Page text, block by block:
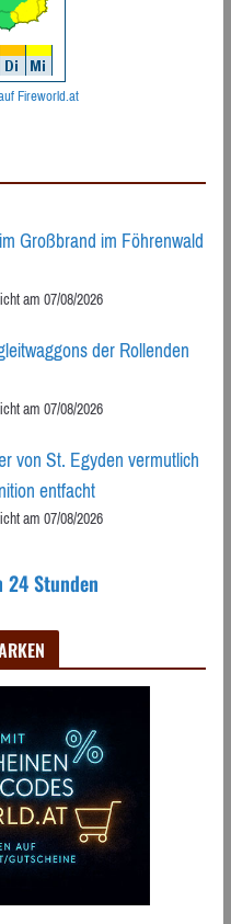
Fireworld.at
Großbrand im Föhrenwald
am 07/08/2026
der Rollenden
am 07/08/2026
von St. Egyden vermutlich
entfacht
am 07/08/2026
24 Stunden